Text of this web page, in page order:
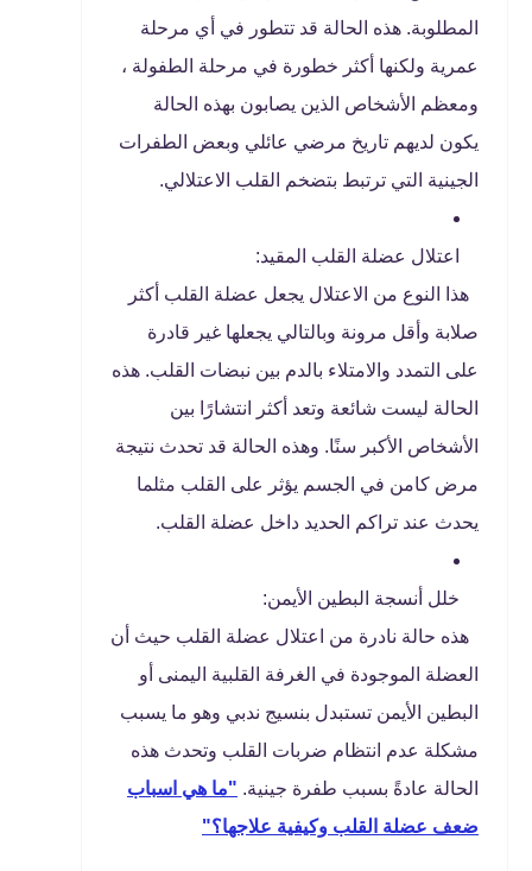
المطلوبة. هذه الحالة قد تتطور في أي مرحلة
عمرية ولكنها أكثر خطورة في مرحلة الطفولة ،
ومعظم الأشخاص الذين يصابون بهذه الحالة
يكون لديهم تاريخ مرضي عائلي وبعض الطفرات
الجينية التي ترتبط بتضخم القلب الاعتلالي.
اعتلال عضلة القلب المقيد:
هذا النوع من الاعتلال يجعل عضلة القلب أكثر
صلابة وأقل مرونة وبالتالي يجعلها غير قادرة
على التمدد والامتلاء بالدم بين نبضات القلب. هذه
الحالة ليست شائعة وتعد أكثر انتشارًا بين
الأشخاص الأكبر سنًا. وهذه الحالة قد تحدث نتيجة
مرض كامن في الجسم يؤثر على القلب مثلما
يحدث عند تراكم الحديد داخل عضلة القلب.
خلل أنسجة البطين الأيمن:
هذه حالة نادرة من اعتلال عضلة القلب حيث أن
العضلة الموجودة في الغرفة القلبية اليمنى أو
البطين الأيمن تستبدل بنسيج ندبي وهو ما يسبب
مشكلة عدم انتظام ضربات القلب وتحدث هذه
الحالة عادةً بسبب طفرة جينية. "ما هي اسباب
ضعف عضلة القلب وكيفية علاجها؟"